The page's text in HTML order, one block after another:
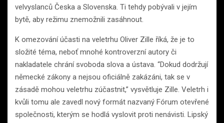
velvyslanců Česka a Slovenska. Ti tehdy pobývali v jejím
bytě, aby režimu znemožnili zasáhnout.
K omezování účasti na veletrhu Oliver Zille říká, že je to
složité téma, neboť mnohé kontroverzní autory či
nakladatele chrání svoboda slova a ústava. “Dokud dodržují
německé zákony a nejsou oficiálně zakázáni, tak se v
zásadě mohou veletrhu zúčastnit,” vysvětluje Zille. Veletrh i
kvůli tomu ale zavedl nový formát nazvaný Fórum otevřené
společnosti, kterým se hodlá vyslovit proti nenávisti. Lipský